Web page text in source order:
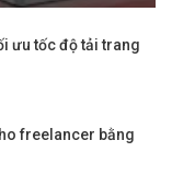
ưu tốc độ tải trang
freelancer bằng